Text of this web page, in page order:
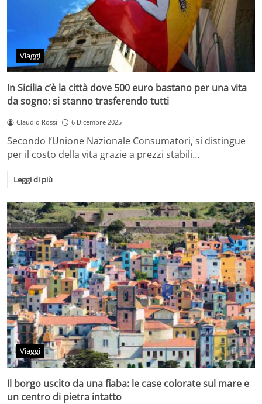
Viaggi
In Sicilia c’è la città dove 500 euro bastano per una vita
da sogno: si stanno trasferendo tutti
Claudio Rossi 6 Dicembre 2025
Secondo l’Unione Nazionale Consumatori, si distingue
per il costo della vita grazie a prezzi stabili…
Leggi di più
Viaggi
Il borgo uscito da una fiaba: le case colorate sul mare e
un centro di pietra intatto